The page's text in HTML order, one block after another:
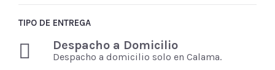
TIPO DE ENTREGA
Despacho a Domicilio
Despacho a domicilio solo en Calama.